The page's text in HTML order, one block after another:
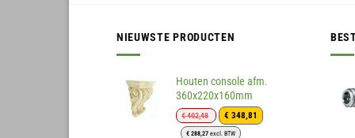
NIEUWSTE PRODUCTEN
Houten console afm.
360x220x160mm
€402,48
Oorspronkelijke
prijs
€ 348,81
Huidige
€ 288,27 excl. BTW